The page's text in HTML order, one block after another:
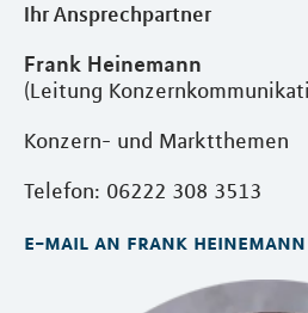
Ihr Ansprechpartner
Frank Heinemann
(Leitung
Konzern- und Marktthemen
Telefon: 06222 308 3513
e-mail an frank heinemann